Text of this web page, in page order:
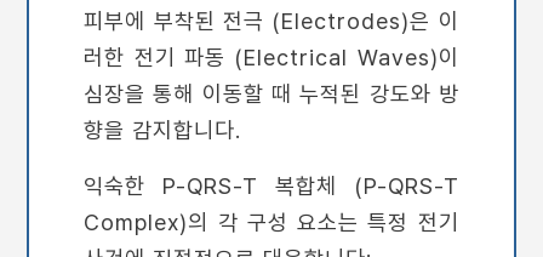
피부에 부착된 전극 (Electrodes)은 이
러한 전기 파동 (Electrical Waves)이
심장을 통해 이동할 때 누적된 강도와 방
향을 감지합니다.
익숙한 P-QRS-T 복합체 (P-QRS-T
Complex)의 각 구성 요소는 특정 전기